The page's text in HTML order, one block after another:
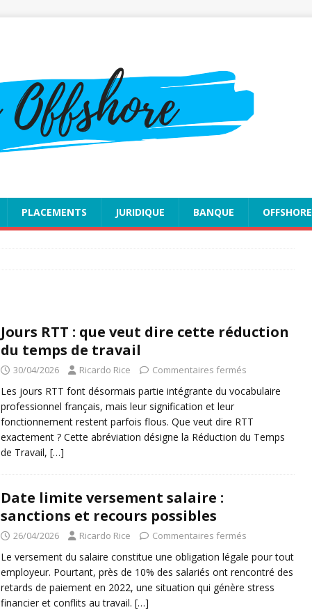
PLACEMENTS JURIDIQUE BANQUE OFFSHORE
Jours RTT : que veut dire cette réduction
du temps de travail
30/04/2026 Ricardo Rice Commentaires fermés
Les jours RTT font désormais partie intégrante du vocabulaire
professionnel français, mais leur signification et leur
fonctionnement restent parfois flous. Que veut dire RTT
exactement ? Cette abréviation désigne la Réduction du Temps
de Travail, […]
Date limite versement salaire :
sanctions et recours possibles
26/04/2026 Ricardo Rice Commentaires fermés
Le versement du salaire constitue une obligation légale pour tout
employeur. Pourtant, près de 10% des salariés ont rencontré des
retards de paiement en 2022, une situation qui génère stress
financier et conflits au travail. […]